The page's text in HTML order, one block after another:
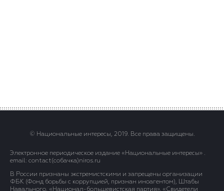
© Национальные интересы, 2019. Все права защищены.
Электронное периодическое издание «Национальные интересы» .
email: contact(сoбaчка)niros.ru
В России признаны экстремистскими и запрещены организации
ФБК (Фонд борьбы с коррупцией, признан иноагентом), Штабы
Навального, «Национал-большевистская партия», «Свидетели